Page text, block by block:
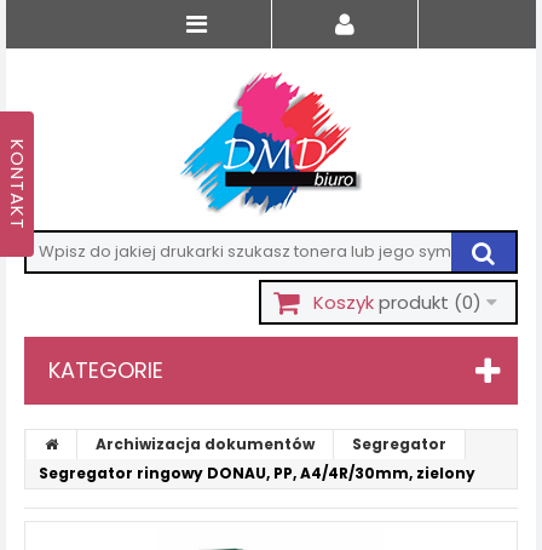
Koszykprodukt (0)
KATEGORIE
Archiwizacja dokumentów
Segregator
Segregator ringowy DONAU, PP, A4/4R/30mm, zielony